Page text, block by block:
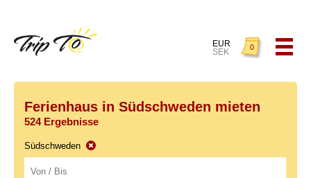
EUR
SEK
0
Ferienhaus in Südschweden mieten
524 Ergebnisse
Südschweden